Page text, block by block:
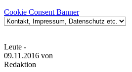
Cookie Consent Banner
Leute -
09.11.2016 von
Redaktion